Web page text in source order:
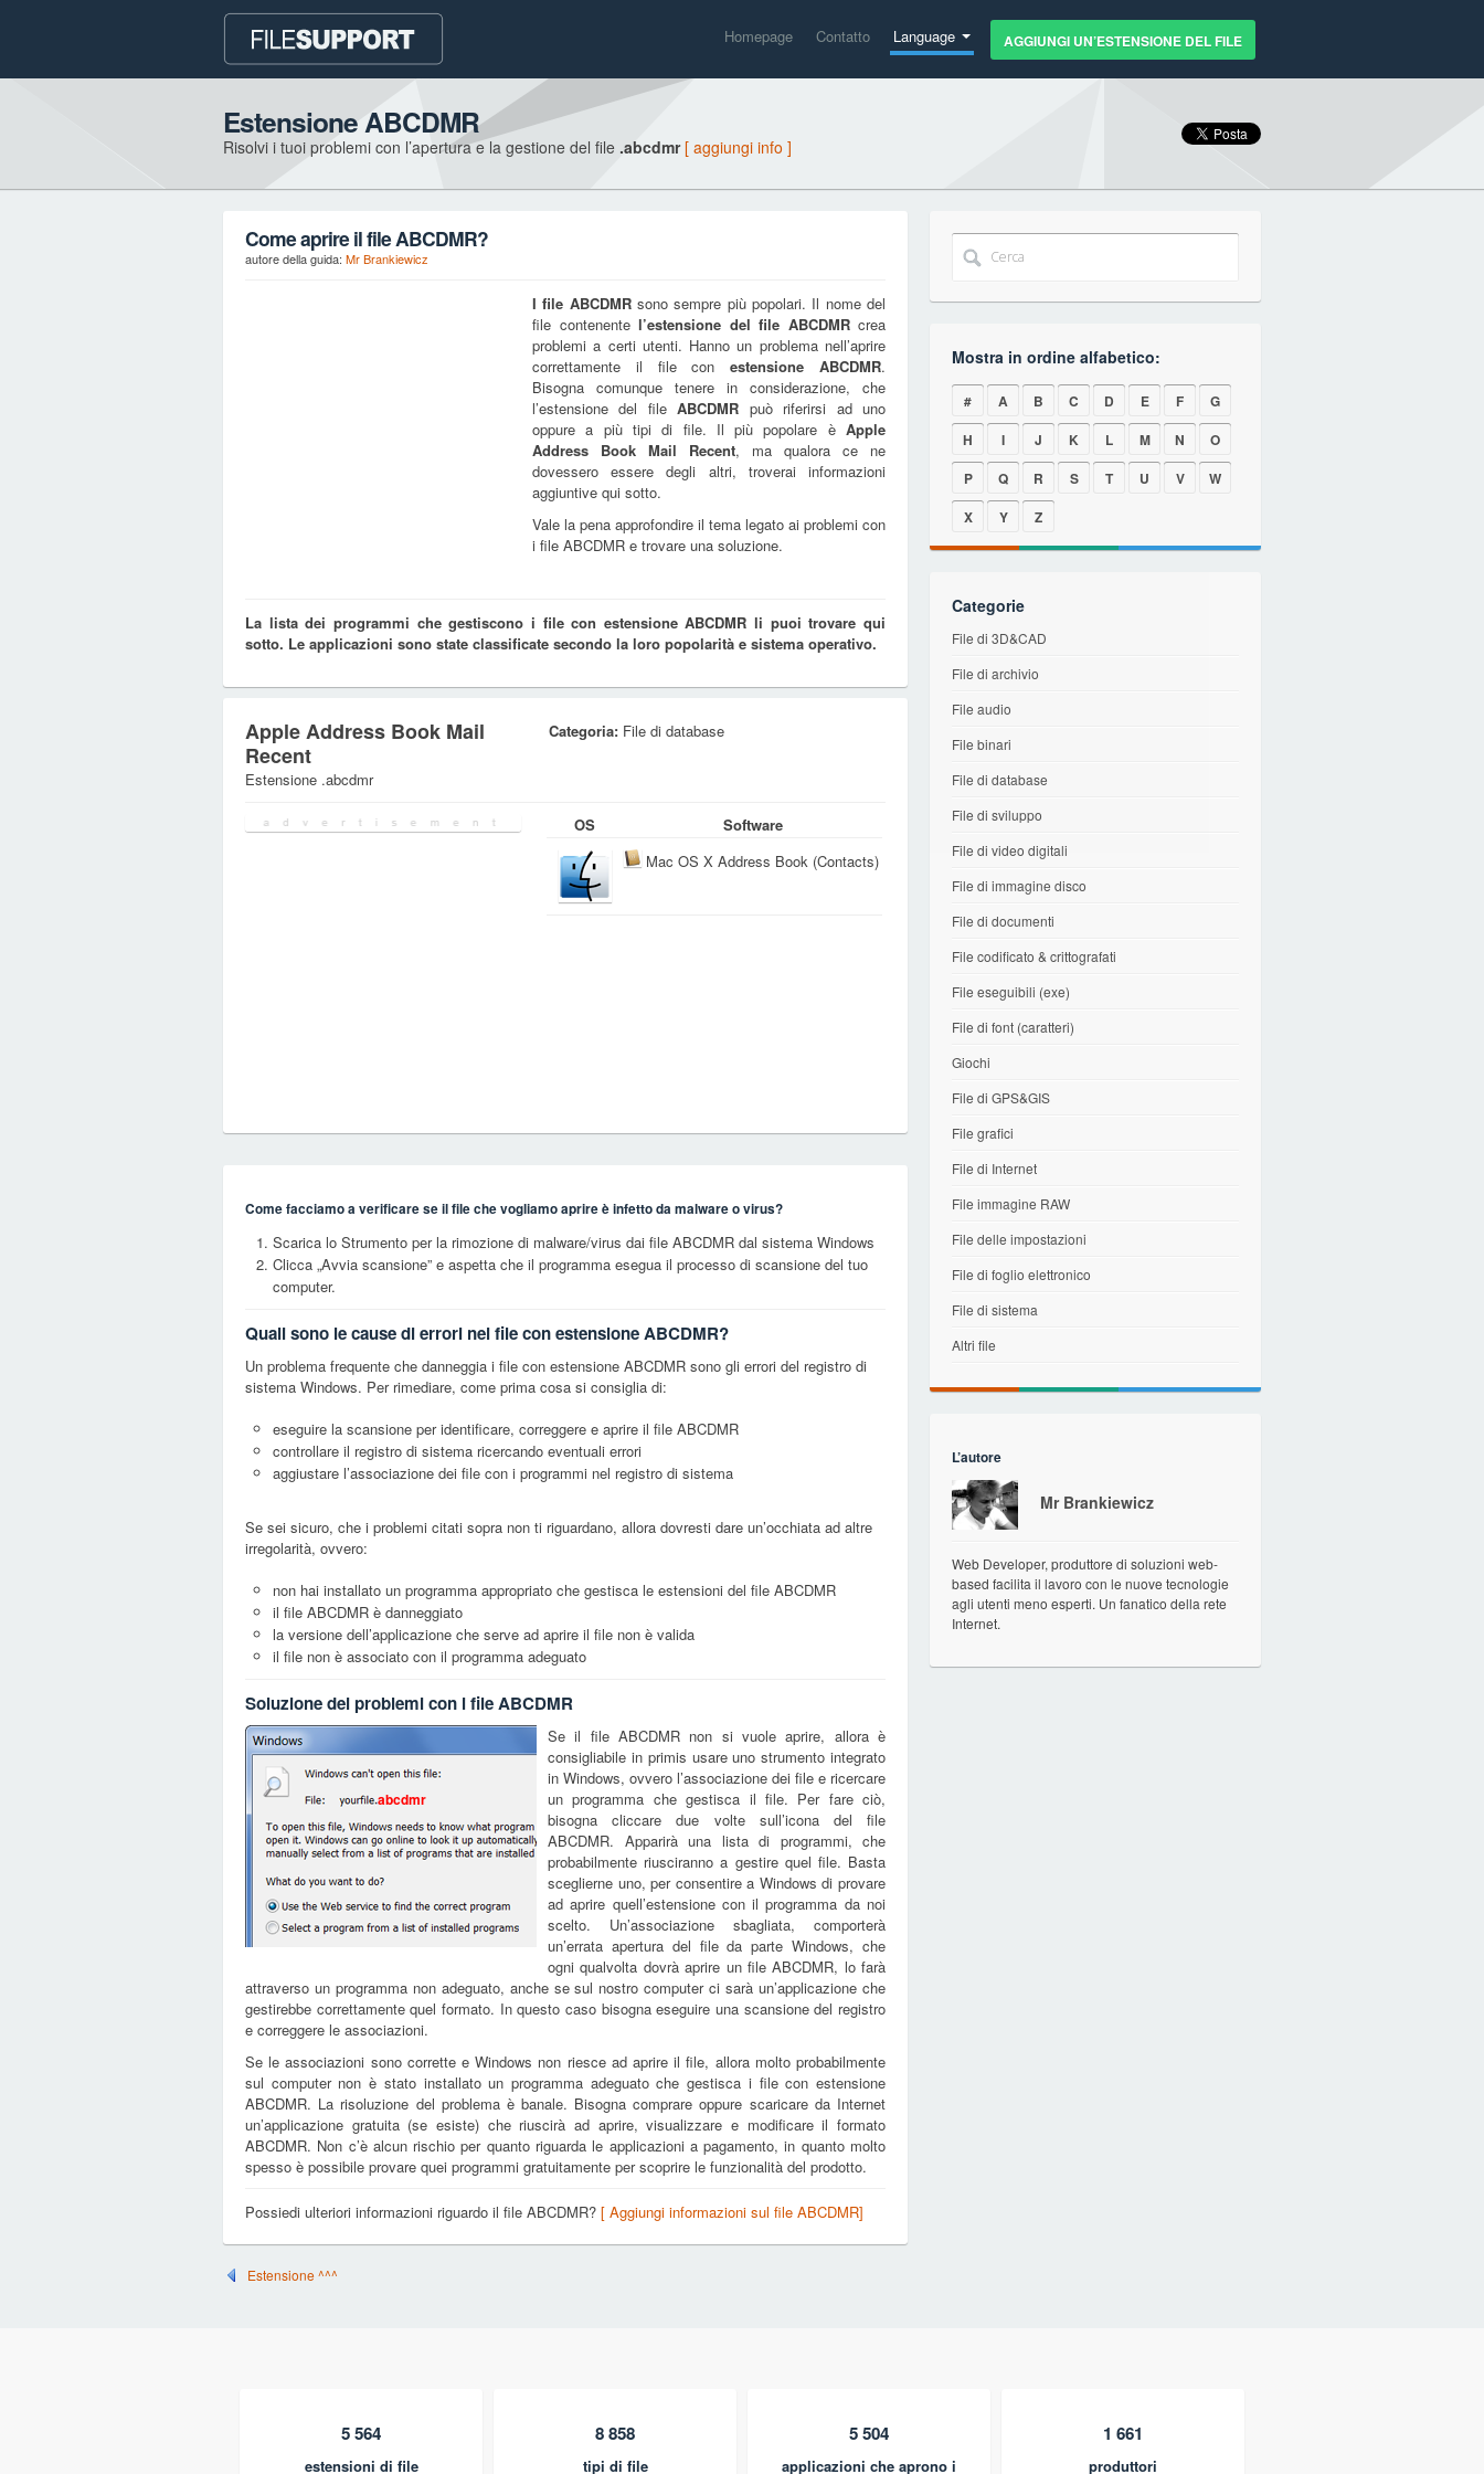
Homepage Contatto Language AGGIUNGI UN’ESTENSIONE DEL FILE
Estensione ABCDMR
Risolvi i tuoi problemi con l’apertura e la gestione del file .abcdmr [ aggiungi info ]
Come aprire il file ABCDMR?
autore della guida: Mr Brankiewicz
I file ABCDMRsono sempre più popolari. Il nome del
file contenente l’estensione del file ABCDMRcrea
problemi a certi utenti. Hanno un problema nell’aprire
correttamente il file conestensioneABCDMR.
Bisogna comunque tenere in considerazione, che
l’estensione del fileABCDMR può riferirsi ad uno
oppure a più tipi di file. Il più popolare è Apple
Address Book Mail Recent, ma qualora ce ne
dovessero essere degli altri, troverai informazioni
aggiuntive qui sotto.
Vale la pena approfondire il tema legato ai problemi con
i file ABCDMR e trovare una soluzione.
La lista dei programmi che gestiscono i file con estensione ABCDMR li puoi trovare qui
sotto. Le applicazioni sono state classificate secondo la loro popolarità e sistema operativo.
Apple Address Book Mail
Recent
Estensione .abcdmr
Categoria: File di database
OS
Software
Mac OS X Address Book (Contacts)
Come facciamo a verificare se il file che vogliamo aprire è infetto da malware o virus?
Scarica lo Strumento per la rimozione di malware/virus dai file ABCDMR dal sistema Windows
Clicca „Avvia scansione” e aspetta che il programma esegua il processo di scansione del tuo
computer.
Quali sono le cause di errori nei file con estensione ABCDMR?
Un problema frequente che danneggia i file con estensione ABCDMR sono gli errori del registro di
sistema Windows. Per rimediare, come prima cosa si consiglia di:
eseguire la scansione per identificare, correggere e aprire il file ABCDMR
controllare il registro di sistema ricercando eventuali errori
aggiustare l’associazione dei file con i programmi nel registro di sistema
Se sei sicuro, che i problemi citati sopra non ti riguardano, allora dovresti dare un’occhiata ad altre
irregolarità, ovvero:
non hai installato un programma appropriato che gestisca le estensioni del file ABCDMR
il file ABCDMR è danneggiato
la versione dell’applicazione che serve ad aprire il file non è valida
il file non è associato con il programma adeguato
Soluzione dei problemi con i file ABCDMR
abcdmr
Se il file ABCDMR non si vuole aprire, allora è
consigliabile in primis usare uno strumento integrato
in Windows, ovvero l’associazione dei file e ricercare
un programma che gestisca il file. Per fare ciò,
bisogna cliccare due volte sull’icona del file
ABCDMR. Apparirà una lista di programmi, che
probabilmente riusciranno a gestire quel file. Basta
sceglierne uno, per consentire a Windows di provare
ad aprire quell’estensione con il programma da noi
scelto. Un’associazione sbagliata, comporterà
un’errata apertura del file da parte Windows, che
ogni qualvolta dovrà aprire un file ABCDMR, lo farà
attraverso un programma non adeguato, anche se sul nostro computer ci sarà un’applicazione che
gestirebbe correttamente quel formato. In questo caso bisogna eseguire una scansione del registro
e correggere le associazioni.
Se le associazioni sono corrette e Windows non riesce ad aprire il file, allora molto probabilmente
sul computer non è stato installato un programma adeguato che gestisca i file con estensione
ABCDMR. La risoluzione del problema è banale. Bisogna comprare oppure scaricare da Internet
un’applicazione gratuita (se esiste) che riuscirà ad aprire, visualizzare e modificare il formato
ABCDMR. Non c’è alcun rischio per quanto riguarda le applicazioni a pagamento, in quanto molto
spesso è possibile provare quei programmi gratuitamente per scoprire le funzionalità del prodotto.
Possiedi ulteriori informazioni riguardo il file ABCDMR? [ Aggiungi informazioni sul file ABCDMR]
Estensione ^^^
Mostra in ordine alfabetico:
# A B C D E F
G
H
I J K L M N
O
P
Q R S T U V
W
X
Y Z
Categorie
File di 3D&CAD
File di archivio
File audio
File binari
File di database
File di sviluppo
File di video digitali
File di immagine disco
File di documenti
File codificato & crittografati
File eseguibili (exe)
File di font (caratteri)
Giochi
File di GPS&GIS
File grafici
File di Internet
File immagine RAW
File delle impostazioni
File di foglio elettronico
File di sistema
Altri file
L’autore
Mr Brankiewicz
Web Developer, produttore di soluzioni web-
based facilita il lavoro con le nuove tecnologie
agli utenti meno esperti. Un fanatico della rete
Internet.
5 564
estensioni di file
8 858
tipi di file
5 504
applicazioni che aprono i
1 661
produttori